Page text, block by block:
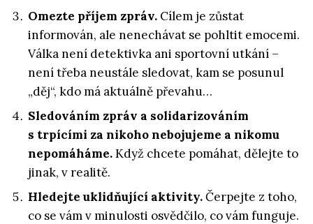
Omezte příjem zpráv. Cílem je zůstat
informován, ale nenechávat se pohltit emocemi.
Válka není detektivka ani sportovní utkání –
není třeba neustále sledovat, kam se posunul
„děj“, kdo má aktuálně převahu…
Sledováním zpráv a solidarizováním
s trpícími za nikoho nebojujeme a nikomu
nepomáháme.Když chcete pomáhat, dělejte to
jinak, v realitě.
Hledejte uklidňující aktivity.Čerpejte z toho,
co se vám v minulosti osvědčilo, co vám funguje.